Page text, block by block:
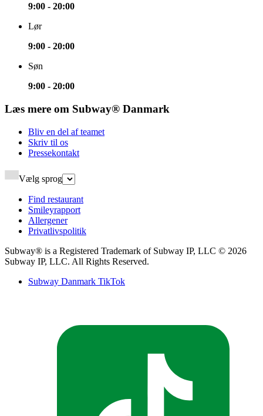
9:00 - 20:00
Lør
9:00 - 20:00
Søn
9:00 - 20:00
Læs mere om Subway® Danmark​​​​‌ ‍ ​‍​‍‌‍ ‌ ​‍‌‍‍‌‌‍‌ ‌‍‍‌‌‍ ‍​‍​‍​ ‍‍​‍​‍‌ ​ ‌‍​‌‌‍ ‍‌‍‍‌‌ ‌​‌ ‍‌​‍ ‍‌‍‍‌‌‍ ​‍​‍​‍ ​​‍​‍‌‍‍​‌ ​‍‌‍‌‌‌‍‌‍​‍​‍​ ‍‍​‍​‍‌‍‍​‌ ‌​‌ ‌​‌ ​​‌ ​ ​ ‍‍​‍ ​‍ ‌‍ ‍‌‍ ‌ ​‍‌‍‌​‌‍‍‌‌‍​ ​‍ ‌‌‍​‍‌‍‍‌‌ ‌​‌‍‌‌‌ ​ ​‍ ‌‌‍‌ ‌ ​‍‌‍ ‌ ‌‌‌ ​​​‍ ‌‌ ​ ‌ ‌​‌ ‌‌‌‍‌​‌‍‍‌‌‍ ​‍ ‍‌ ‌‍‌‍‌‌‌ ​‍‌‍​ ‌‍‌‌‌‍ ​​‍ ‍‌‍​‌‌ ​​‌ ​​​‍ ‌‍‍‌‌‍ ‍‌ ‌​‌‍‌‌‌‍ ‍‌ ‌​​‍ ‌‍‌‌‌‍‌​‌‍‍‌‌ ‌​​‍ ‌‍ ‌‌‍ ‌‍‌​‌‍‌‌​ ‌‌ ​​‌ ​‍‌‍‌‌‌ ​ ‌‍‌‌‌‍ ‍‌ ‌​‌‍​‌‌ ‌​‌‍‍‌‌‍ ‌‍ ‍​ ‍ ‌‍‍‌‌‍‌​​ ‌​ ‌‍​ ​ ‌‍‌​​ ‌‌​ ​ ‌‍​‍​ ​‌​ ​​​‍ ‌​ ​‍​ ​‌​ ‌‌​ ​​​‍ ‌​ ‌​‌‍​ ‌‍​ ​ ​​​‍ ‌​ ‍​‌‍‌‌​ ‍‌​ ​‍​‍ ‌​ ‌ ‌‍‌‌​ ​‍​ ​‌​ ​‍​ ​ ​ ​ ‌‍‌‍‌‍​‍​ ‌‌​ ‍​‌‍​‌​ ‍ ‌ ‌​‌ ‍‌‌ ​​‌‍‌‌​ ‌‌ ‌ ‌‍‌‌‌‍​‍‌ ​ ‌‍‍‌‌ ‌​‌‍‌‌‌​‌‍‌‍ ‌‍ ‌ ‌​‌‍‌‌‌ ​‍​ ‍ ‌ ​​‌‍​‌‌ ‌​‌‍‍​​ ‌‌ ‌​‌‍‍‌‌ ‌​‌‍ ​‌‍‌‌​‍‌‌​ ‌‌‌​​‍‌‌ ‌‍‍ ‌‍‌‌‌ ‍‌​‍‌‌​ ​ ‌​‌​​‍‌‌​ ​ ‌​‌​​‍‌‌​ ​‍​ ​‍‌‍‌​‌‍​‌​‍‌‌​ ​‍​ ​‍​‍‌‌​ ‌‌‌​‌​​‍ ‍‌ ‌‍‌‍​‌‌‍ ​‌ ‌‌‌‍‌‌​ ‌‍​‍‌‍​‌‌ ​ ‌‍‌‌‌‌‌‌‌ ​‍‌‍ ​​ ‌‌‍‍​‌ ‌​‌ ‌​‌ ​​‌ ​ ​‍‌‌​ ​ ‌​​‌​‍‌‌​ ​‍‌​‌‍​‍‌‌​ ​‍‌​‌‍‌‍ ‍‌‍ ‌ ​‍‌‍‌​‌‍‍‌‌‍​ ​‍ ‌‌‍​‍‌‍‍‌‌ ‌​‌‍‌‌‌ ​ ​‍ ‌‌‍‌ ‌ ​‍‌‍ ‌ ‌‌‌ ​​​‍ ‌‌ ​ ‌ ‌​‌ ‌‌‌‍‌​‌‍‍‌‌‍ ​‍ ‍‌ ‌‍‌‍‌‌‌ ​‍‌‍​ ‌‍‌‌‌‍ ​​‍ ‍‌‍​‌‌ ​​‌ ​​​‍‌‍‌‍‍‌‌‍‌​​ ‌​ ‌‍​ ​ ‌‍‌​​ ‌‌​ ​ ‌‍​‍​ ​‌​ ​​​‍ ‌​ ​‍​ ​‌​ ‌‌​ ​​​‍ ‌​ ‌​‌‍​ ‌‍​ ​ ​​​‍ ‌​ ‍​‌‍‌‌​ ‍‌​ ​‍​‍ ‌​ ‌ ‌‍‌‌​ ​‍​ ​‌​ ​‍​ ​ ​ ​ ‌‍‌‍‌‍​‍​ ‌‌​ ‍​‌‍​‌​‍‌‍‌ ‌​‌ ‍‌‌ ​​‌‍‌‌​ ‌‌ ‌ ‌‍‌‌‌‍​‍‌ ​ ‌‍‍‌‌ ‌​‌‍‌‌‌​‌‍‌‍ ‌‍ ‌ ‌​‌‍‌‌‌ ​‍​‍‌‍‌ ​​‌‍​‌‌ ‌​‌‍‍​​ ‌‌ ‌​‌‍‍‌‌ ‌​‌‍ ​‌‍‌‌​‍‌‌​ ‌‌‌​​‍‌‌ ‌‍‍ ‌‍‌‌‌ ‍‌​‍‌‌​ ​ ‌​‌​​‍‌‌​ ​ ‌​‌​​‍‌‌​ ​‍​ ​‍‌‍‌​‌‍​‌​‍‌‌​ ​‍​ ​‍​‍‌‌​ ‌‌‌​‌​​‍ ‍‌ ‌‍‌‍​‌‌‍ ​‌ ‌‌‌‍‌‌​‍‌‍‌ ​​‌‍‌‌‌ ​‍‌ ​ ‌ ​​‌‍‌‌‌‍​ ‌ ‌​‌‍‍‌‌ ‌‍‌‍‌‌​ ‌‌ ​​‌ ‌‌‌‍​‍‌‍ ​‌‍‍‌‌ ​ ‌‍‍​‌‍‌‌‌‍‌​​‍​‍‌ ‌
Bliv en del af teamet​​​​‌ ‍ ​‍​‍‌‍ ‌ ​‍‌‍‍‌‌‍‌ ‌‍‍‌‌‍ ‍​‍​‍​ ‍‍​‍​‍‌ ​ ‌‍​‌‌‍ ‍‌‍‍‌‌ ‌​‌ ‍‌​‍ ‍‌‍‍‌‌‍ ​‍​‍​‍ ​​‍​‍‌‍‍​‌ ​‍‌‍‌‌‌‍‌‍​‍​‍​ ‍‍​‍​‍‌‍‍​‌ ‌​‌ ‌​‌ ​​‌ ​ ​ ‍‍​‍ ​‍ ‌‍ ‍‌‍ ‌ ​‍‌‍‌​‌‍‍‌‌‍​ ​‍ ‌‌‍​‍‌‍‍‌‌ ‌​‌‍‌‌‌ ​ ​‍ ‌‌‍‌ ‌ ​‍‌‍ ‌ ‌‌‌ ​​​‍ ‌‌ ​ ‌ ‌​‌ ‌‌‌‍‌​‌‍‍‌‌‍ ​‍ ‍‌ ‌‍‌‍‌‌‌ ​‍‌‍​ ‌‍‌‌‌‍ ​​‍ ‍‌‍​‌‌ ​​‌ ​​​‍ ‌‍‍‌‌‍ ‍‌ ‌​‌‍‌‌‌‍ ‍‌ ‌​​‍ ‌‍‌‌‌‍‌​‌‍‍‌‌ ‌​​‍ ‌‍ ‌‌‍ ‌‍‌​‌‍‌‌​ ‌‌ ​​‌ ​‍‌‍‌‌‌ ​ ‌‍‌‌‌‍ ‍‌ ‌​‌‍​‌‌ ‌​‌‍‍‌‌‍ ‌‍ ‍​ ‍ ‌‍‍‌‌‍‌​​ ‌‌‍‌​​ ‍​​ ​​‌‍‌​​ ​‌‌‍‌‍‌‍​‌​ ‌ ​‍ ‌‌‍​‌​ ​‍​ ‍​​ ‍‌​‍ ‌​ ‌​‌‍‌‌​ ​ ​ ​‌​‍ ‌‌‍​‍​ ​‌‌‍‌​​ ‌‍​‍ ‌​ ‌‍​ ‌​​ ‌‍​ ​‍​ ‌‍​ ‌‌​ ‍​​ ‌ ​ ‌‌​ ​‍​ ‌‍​ ‌‌​ ‍ ‌ ‌​‌ ‍‌‌ ​​‌‍‌‌​ ‌‌ ‌ ‌‍‌‌‌‍​‍‌ ​ ‌‍‍‌‌ ‌​‌‍‌‌‌​ ‍‌‍​‌‌ ‌‍‌‍‍‌‌‍‌ ‌‍​‌‌ ‌​‌‍‍‌‌‍ ‌‍ ‍‌​‍‌‌ ‌​‌‍‌‌‌‍ ‌​ ‍ ‌ ​​‌‍​‌‌ ‌​‌‍‍​​ ‌‌‍ ​‌‍​‌‌‍​‍‌‍‌‌‌‍ ​​‍‌‌​ ‌‌‌​​‍‌‌ ‌‍‍ ‌‍‌‌‌ ‍‌​‍‌‌​ ​ ‌​‌​​‍‌‌​ ​ ‌​‌​​‍‌‌​ ​‍​ ​‍‌‍‌​‌‍​‌​‍‌‌​ ​‍​ ​‍​‍‌‌​ ‌‌‌​‌​​‍ ‍‌ ‌‍‌‍​‌‌‍ ​‌ ‌‌‌‍‌‌​ ‌‍​‍‌‍​‌‌ ​ ‌‍‌‌‌‌‌‌‌ ​‍‌‍ ​​ ‌‌‍‍​‌ ‌​‌ ‌​‌ ​​‌ ​ ​‍‌‌​ ​ ‌​​‌​‍‌‌​ ​‍‌​‌‍​‍‌‌​ ​‍‌​‌‍‌‍ ‍‌‍ ‌ ​‍‌‍‌​‌‍‍‌‌‍​ ​‍ ‌‌‍​‍‌‍‍‌‌ ‌​‌‍‌‌‌ ​ ​‍ ‌‌‍‌ ‌ ​‍‌‍ ‌ ‌‌‌ ​​​‍ ‌‌ ​ ‌ ‌​‌ ‌‌‌‍‌​‌‍‍‌‌‍ ​‍ ‍‌ ‌‍‌‍‌‌‌ ​‍‌‍​ ‌‍‌‌‌‍ ​​‍ ‍‌‍​‌‌ ​​‌ ​​​‍‌‍‌‍‍‌‌‍‌​​ ‌‌‍‌​​ ‍​​ ​​‌‍‌​​ ​‌‌‍‌‍‌‍​‌​ ‌ ​‍ ‌‌‍​‌​ ​‍​ ‍​​ ‍‌​‍ ‌​ ‌​‌‍‌‌​ ​ ​ ​‌​‍ ‌‌‍​‍​ ​‌‌‍‌​​ ‌‍​‍ ‌​ ‌‍​ ‌​​ ‌‍​ ​‍​ ‌‍​ ‌‌​ ‍​​ ‌ ​ ‌‌​ ​‍​ ‌‍​ ‌‌​‍‌‍‌ ‌​‌ ‍‌‌ ​​‌‍‌‌​ ‌‌ ‌ ‌‍‌‌‌‍​‍‌ ​ ‌‍‍‌‌ ‌​‌‍‌‌‌​ ‍‌‍​‌‌ ‌‍‌‍‍‌‌‍‌ ‌‍​‌‌ ‌​‌‍‍‌‌‍ ‌‍ ‍‌​‍‌‌ ‌​‌‍‌‌‌‍ ‌​‍‌‍‌ ​​‌‍​‌‌ ‌​‌‍‍​​ ‌‌‍ ​‌‍​‌‌‍​‍‌‍‌‌‌‍ ​​‍‌‌​ ‌‌‌​​‍‌‌ ‌‍‍ ‌‍‌‌‌ ‍‌​‍‌‌​ ​ ‌​‌​​‍‌‌​ ​ ‌​‌​​‍‌‌​ ​‍​ ​‍‌‍‌​‌‍​‌​‍‌‌​ ​‍​ ​‍​‍‌‌​ ‌‌‌​‌​​‍ ‍‌ ‌‍‌‍​‌‌‍ ​‌ ‌‌‌‍‌‌​‍‌‍‌ ​​‌‍‌‌‌ ​‍‌ ​ ‌ ​​‌‍‌‌‌‍​ ‌ ‌​‌‍‍‌‌ ‌‍‌‍‌‌​ ‌‌ ​​‌ ‌‌‌‍​‍‌‍ ​‌‍‍‌‌ ​ ‌‍‍​‌‍‌‌‌‍‌​​‍​‍‌ ‌
Skriv til os​​​​‌ ‍ ​‍​‍‌‍ ‌ ​‍‌‍‍‌‌‍‌ ‌‍‍‌‌‍ ‍​‍​‍​ ‍‍​‍​‍‌ ​ ‌‍​‌‌‍ ‍‌‍‍‌‌ ‌​‌ ‍‌​‍ ‍‌‍‍‌‌‍ ​‍​‍​‍ ​​‍​‍‌‍‍​‌ ​‍‌‍‌‌‌‍‌‍​‍​‍​ ‍‍​‍​‍‌‍‍​‌ ‌​‌ ‌​‌ ​​‌ ​ ​ ‍‍​‍ ​‍ ‌‍ ‍‌‍ ‌ ​‍‌‍‌​‌‍‍‌‌‍​ ​‍ ‌‌‍​‍‌‍‍‌‌ ‌​‌‍‌‌‌ ​ ​‍ ‌‌‍‌ ‌ ​‍‌‍ ‌ ‌‌‌ ​​​‍ ‌‌ ​ ‌ ‌​‌ ‌‌‌‍‌​‌‍‍‌‌‍ ​‍ ‍‌ ‌‍‌‍‌‌‌ ​‍‌‍​ ‌‍‌‌‌‍ ​​‍ ‍‌‍​‌‌ ​​‌ ​​​‍ ‌‍‍‌‌‍ ‍‌ ‌​‌‍‌‌‌‍ ‍‌ ‌​​‍ ‌‍‌‌‌‍‌​‌‍‍‌‌ ‌​​‍ ‌‍ ‌‌‍ ‌‍‌​‌‍‌‌​ ‌‌ ​​‌ ​‍‌‍‌‌‌ ​ ‌‍‌‌‌‍ ‍‌ ‌​‌‍​‌‌ ‌​‌‍‍‌‌‍ ‌‍ ‍​ ‍ ‌‍‍‌‌‍‌​​ ‌‌‍​‍​ ‌ ​ ​‍‌‍‌‍​ ​​‌‍​‌​ ​‍​ ‌‍​‍ ‌​ ​​‌‍​ ​ ‌ ​ ​‍​‍ ‌​ ‌​‌‍‌​​ ‌ ​ ‌‍​‍ ‌‌‍​‍​ ‌​​ ‌ ‌‍‌‌​‍ ‌​ ​ ​ ‍‌‌‍​‌‌‍‌‍‌‍​‌​ ​‍​ ​‍‌‍​ ‌‍‌‍‌‍‌‍​ ‌‍​ ​‌​ ‍ ‌ ‌​‌ ‍‌‌ ​​‌‍‌‌​ ‌‌ ‌ ‌‍‌‌‌‍​‍‌ ​ ‌‍‍‌‌ ‌​‌‍‌‌‌​ ‍‌‍​‌‌ ‌‍‌‍‍‌‌‍‌ ‌‍​‌‌ ‌​‌‍‍‌‌‍ ‌‍ ‍‌​‍‌‌ ‌​‌‍‌‌‌‍ ‌​ ‍ ‌ ​​‌‍​‌‌ ‌​‌‍‍​​ ‌‌‍ ​‌‍​‌‌‍​‍‌‍‌‌‌‍ ​​‍‌‌​ ‌‌‌​​‍‌‌ ‌‍‍ ‌‍‌‌‌ ‍‌​‍‌‌​ ​ ‌​‌​​‍‌‌​ ​ ‌​‌​​‍‌‌​ ​‍​ ​‍‌‍‌​‌‍​‌​‍‌‌​ ​‍​ ​‍​‍‌‌​ ‌‌‌​‌​​‍ ‍‌ ‌‍‌‍​‌‌‍ ​‌ ‌‌‌‍‌‌​ ‌‍​‍‌‍​‌‌ ​ ‌‍‌‌‌‌‌‌‌ ​‍‌‍ ​​ ‌‌‍‍​‌ ‌​‌ ‌​‌ ​​‌ ​ ​‍‌‌​ ​ ‌​​‌​‍‌‌​ ​‍‌​‌‍​‍‌‌​ ​‍‌​‌‍‌‍ ‍‌‍ ‌ ​‍‌‍‌​‌‍‍‌‌‍​ ​‍ ‌‌‍​‍‌‍‍‌‌ ‌​‌‍‌‌‌ ​ ​‍ ‌‌‍‌ ‌ ​‍‌‍ ‌ ‌‌‌ ​​​‍ ‌‌ ​ ‌ ‌​‌ ‌‌‌‍‌​‌‍‍‌‌‍ ​‍ ‍‌ ‌‍‌‍‌‌‌ ​‍‌‍​ ‌‍‌‌‌‍ ​​‍ ‍‌‍​‌‌ ​​‌ ​​​‍‌‍‌‍‍‌‌‍‌​​ ‌‌‍​‍​ ‌ ​ ​‍‌‍‌‍​ ​​‌‍​‌​ ​‍​ ‌‍​‍ ‌​ ​​‌‍​ ​ ‌ ​ ​‍​‍ ‌​ ‌​‌‍‌​​ ‌ ​ ‌‍​‍ ‌‌‍​‍​ ‌​​ ‌ ‌‍‌‌​‍ ‌​ ​ ​ ‍‌‌‍​‌‌‍‌‍‌‍​‌​ ​‍​ ​‍‌‍​ ‌‍‌‍‌‍‌‍​ ‌‍​ ​‌​‍‌‍‌ ‌​‌ ‍‌‌ ​​‌‍‌‌​ ‌‌ ‌ ‌‍‌‌‌‍​‍‌ ​ ‌‍‍‌‌ ‌​‌‍‌‌‌​ ‍‌‍​‌‌ ‌‍‌‍‍‌‌‍‌ ‌‍​‌‌ ‌​‌‍‍‌‌‍ ‌‍ ‍‌​‍‌‌ ‌​‌‍‌‌‌‍ ‌​‍‌‍‌ ​​‌‍​‌‌ ‌​‌‍‍​​ ‌‌‍ ​‌‍​‌‌‍​‍‌‍‌‌‌‍ ​​‍‌‌​ ‌‌‌​​‍‌‌ ‌‍‍ ‌‍‌‌‌ ‍‌​‍‌‌​ ​ ‌​‌​​‍‌‌​ ​ ‌​‌​​‍‌‌​ ​‍​ ​‍‌‍‌​‌‍​‌​‍‌‌​ ​‍​ ​‍​‍‌‌​ ‌‌‌​‌​​‍ ‍‌ ‌‍‌‍​‌‌‍ ​‌ ‌‌‌‍‌‌​‍‌‍‌ ​​‌‍‌‌‌ ​‍‌ ​ ‌ ​​‌‍‌‌‌‍​ ‌ ‌​‌‍‍‌‌ ‌‍‌‍‌‌​ ‌‌ ​​‌ ‌‌‌‍​‍‌‍ ​‌‍‍‌‌ ​ ‌‍‍​‌‍‌‌‌‍‌​​‍​‍‌ ‌
Pressekontakt​​​​‌ ‍ ​‍​‍‌‍ ‌ ​‍‌‍‍‌‌‍‌ ‌‍‍‌‌‍ ‍​‍​‍​ ‍‍​‍​‍‌ ​ ‌‍​‌‌‍ ‍‌‍‍‌‌ ‌​‌ ‍‌​‍ ‍‌‍‍‌‌‍ ​‍​‍​‍ ​​‍​‍‌‍‍​‌ ​‍‌‍‌‌‌‍‌‍​‍​‍​ ‍‍​‍​‍‌‍‍​‌ ‌​‌ ‌​‌ ​​‌ ​ ​ ‍‍​‍ ​‍ ‌‍ ‍‌‍ ‌ ​‍‌‍‌​‌‍‍‌‌‍​ ​‍ ‌‌‍​‍‌‍‍‌‌ ‌​‌‍‌‌‌ ​ ​‍ ‌‌‍‌ ‌ ​‍‌‍ ‌ ‌‌‌ ​​​‍ ‌‌ ​ ‌ ‌​‌ ‌‌‌‍‌​‌‍‍‌‌‍ ​‍ ‍‌ ‌‍‌‍‌‌‌ ​‍‌‍​ ‌‍‌‌‌‍ ​​‍ ‍‌‍​‌‌ ​​‌ ​​​‍ ‌‍‍‌‌‍ ‍‌ ‌​‌‍‌‌‌‍ ‍‌ ‌​​‍ ‌‍‌‌‌‍‌​‌‍‍‌‌ ‌​​‍ ‌‍ ‌‌‍ ‌‍‌​‌‍‌‌​ ‌‌ ​​‌ ​‍‌‍‌‌‌ ​ ‌‍‌‌‌‍ ‍‌ ‌​‌‍​‌‌ ‌​‌‍‍‌‌‍ ‌‍ ‍​ ‍ ‌‍‍‌‌‍‌​​ ‌​ ‌‍​ ‌​​ ​ ‌‍‌​​ ‍‌​ ‍‌​ ‌‌‌‍‌‍​‍ ‌​ ​​‌‍‌‍‌‍​‌​ ‌‍​‍ ‌​ ‌​‌‍‌‍​ ‌‌​ ‌​​‍ ‌‌‍​‌​ ​ ​ ​‍​ ‌ ​‍ ‌​ ​‍‌‍‌‌‌‍‌‍‌‍​‌​ ​‍​ ​‍​ ​ ​ ‌ ‌‍‌‌​ ​​​ ​​​ ‌ ​ ‍ ‌ ‌​‌ ‍‌‌ ​​‌‍‌‌​ ‌‌ ‌ ‌‍‌‌‌‍​‍‌ ​ ‌‍‍‌‌ ‌​‌‍‌‌‌​ ‍‌‍​‌‌ ‌‍‌‍‍‌‌‍‌ ‌‍​‌‌ ‌​‌‍‍‌‌‍ ‌‍ ‍‌​‍‌‌ ‌​‌‍‌‌‌‍ ‌​ ‍ ‌ ​​‌‍​‌‌ ‌​‌‍‍​​ ‌‌‍ ​‌‍​‌‌‍​‍‌‍‌‌‌‍ ​​‍‌‌​ ‌‌‌​​‍‌‌ ‌‍‍ ‌‍‌‌‌ ‍‌​‍‌‌​ ​ ‌​‌​​‍‌‌​ ​ ‌​‌​​‍‌‌​ ​‍​ ​‍‌‍‌​‌‍​‌​‍‌‌​ ​‍​ ​‍​‍‌‌​ ‌‌‌​‌​​‍ ‍‌ ‌‍‌‍​‌‌‍ ​‌ ‌‌‌‍‌‌​ ‌‍​‍‌‍​‌‌ ​ ‌‍‌‌‌‌‌‌‌ ​‍‌‍ ​​ ‌‌‍‍​‌ ‌​‌ ‌​‌ ​​‌ ​ ​‍‌‌​ ​ ‌​​‌​‍‌‌​ ​‍‌​‌‍​‍‌‌​ ​‍‌​‌‍‌‍ ‍‌‍ ‌ ​‍‌‍‌​‌‍‍‌‌‍​ ​‍ ‌‌‍​‍‌‍‍‌‌ ‌​‌‍‌‌‌ ​ ​‍ ‌‌‍‌ ‌ ​‍‌‍ ‌ ‌‌‌ ​​​‍ ‌‌ ​ ‌ ‌​‌ ‌‌‌‍‌​‌‍‍‌‌‍ ​‍ ‍‌ ‌‍‌‍‌‌‌ ​‍‌‍​ ‌‍‌‌‌‍ ​​‍ ‍‌‍​‌‌ ​​‌ ​​​‍‌‍‌‍‍‌‌‍‌​​ ‌​ ‌‍​ ‌​​ ​ ‌‍‌​​ ‍‌​ ‍‌​ ‌‌‌‍‌‍​‍ ‌​ ​​‌‍‌‍‌‍​‌​ ‌‍​‍ ‌​ ‌​‌‍‌‍​ ‌‌​ ‌​​‍ ‌‌‍​‌​ ​ ​ ​‍​ ‌ ​‍ ‌​ ​‍‌‍‌‌‌‍‌‍‌‍​‌​ ​‍​ ​‍​ ​ ​ ‌ ‌‍‌‌​ ​​​ ​​​ ‌ ​‍‌‍‌ ‌​‌ ‍‌‌ ​​‌‍‌‌​ ‌‌ ‌ ‌‍‌‌‌‍​‍‌ ​ ‌‍‍‌‌ ‌​‌‍‌‌‌​ ‍‌‍​‌‌ ‌‍‌‍‍‌‌‍‌ ‌‍​‌‌ ‌​‌‍‍‌‌‍ ‌‍ ‍‌​‍‌‌ ‌​‌‍‌‌‌‍ ‌​‍‌‍‌ ​​‌‍​‌‌ ‌​‌‍‍​​ ‌‌‍ ​‌‍​‌‌‍​‍‌‍‌‌‌‍ ​​‍‌‌​ ‌‌‌​​‍‌‌ ‌‍‍ ‌‍‌‌‌ ‍‌​‍‌‌​ ​ ‌​‌​​‍‌‌​ ​ ‌​‌​​‍‌‌​ ​‍​ ​‍‌‍‌​‌‍​‌​‍‌‌​ ​‍​ ​‍​‍‌‌​ ‌‌‌​‌​​‍ ‍‌ ‌‍‌‍​‌‌‍ ​‌ ‌‌‌‍‌‌​‍‌‍‌ ​​‌‍‌‌‌ ​‍‌ ​ ‌ ​​‌‍‌‌‌‍​ ‌ ‌​‌‍‍‌‌ ‌‍‌‍‌‌​ ‌‌ ​​‌ ‌‌‌‍​‍‌‍ ​‌‍‍‌‌ ​ ‌‍‍​‌‍‌‌‌‍‌​​‍​‍‌ ‌
Vælg sprog
Find restaurant​​​​‌ ‍ ​‍​‍‌‍ ‌ ​‍‌‍‍‌‌‍‌ ‌‍‍‌‌‍ ‍​‍​‍​ ‍‍​‍​‍‌ ​ ‌‍​‌‌‍ ‍‌‍‍‌‌ ‌​‌ ‍‌​‍ ‍‌‍‍‌‌‍ ​‍​‍​‍ ​​‍​‍‌‍‍​‌ ​‍‌‍‌‌‌‍‌‍​‍​‍​ ‍‍​‍​‍‌‍‍​‌ ‌​‌ ‌​‌ ​​‌ ​ ​ ‍‍​‍ ​‍ ‌‍ ‍‌‍ ‌ ​‍‌‍‌​‌‍‍‌‌‍​ ​‍ ‌‌‍​‍‌‍‍‌‌ ‌​‌‍‌‌‌ ​ ​‍ ‌‌‍‌ ‌ ​‍‌‍ ‌ ‌‌‌ ​​​‍ ‌‌ ​ ‌ ‌​‌ ‌‌‌‍‌​‌‍‍‌‌‍ ​‍ ‍‌ ‌‍‌‍‌‌‌ ​‍‌‍​ ‌‍‌‌‌‍ ​​‍ ‍‌‍​‌‌ ​​‌ ​​​‍ ‌‍‍‌‌‍ ‍‌ ‌​‌‍‌‌‌‍ ‍‌ ‌​​‍ ‌‍‌‌‌‍‌​‌‍‍‌‌ ‌​​‍ ‌‍ ‌‌‍ ‌‍‌​‌‍‌‌​ ‌‌ ​​‌ ​‍‌‍‌‌‌ ​ ‌‍‌‌‌‍ ‍‌ ‌​‌‍​‌‌ ‌​‌‍‍‌‌‍ ‌‍ ‍​ ‍ ‌‍‍‌‌‍‌​​ ‌‌‍​‍​ ​‌​ ‌​​ ‌‍​ ‌ ​ ‍​​ ‍​​ ​‍​‍ ‌​ ‌‍​ ‌‌​ ‌​‌‍‌‍​‍ ‌​ ‌​​ ‌‍​ ​‌​ ‌‍​‍ ‌​ ‍‌​ ‍‌​ ‌‌​ ‌‌​‍ ‌‌‍‌‍​ ‍​‌‍​‍‌‍‌​​ ‍‌​ ​‌‌‍​‍​ ‍​​ ‍​‌‍‌‌​ ​ ​ ‍​​ ‍ ‌ ‌​‌ ‍‌‌ ​​‌‍‌‌​ ‌‌ ‌ ‌‍‌‌‌‍​‍‌ ​ ‌‍‍‌‌ ‌​‌‍‌‌‌​ ‍‌‍​‌‌ ‌‍‌‍‍‌‌‍‌ ‌‍​‌‌ ‌​‌‍‍‌‌‍ ‌‍ ‍‌​‍‌‌ ‌​‌‍‌‌‌‍ ‌​ ‍ ‌ ​​‌‍​‌‌ ‌​‌‍‍​​ ‌‌‍ ​‌‍​‌‌‍​‍‌‍‌‌‌‍ ​​‍‌‌​ ‌‌‌​​‍‌‌ ‌‍‍ ‌‍‌‌‌ ‍‌​‍‌‌​ ​ ‌​‌​​‍‌‌​ ​ ‌​‌​​‍‌‌​ ​‍​ ​‍‌‍‌​‌‍​‌​‍‌‌​ ​‍​ ​‍​‍‌‌​ ‌‌‌​‌​​‍ ‍‌ ‌‍‌‍​‌‌‍ ​‌ ‌‌‌‍‌‌​ ‌‍​‍‌‍​‌‌ ​ ‌‍‌‌‌‌‌‌‌ ​‍‌‍ ​​ ‌‌‍‍​‌ ‌​‌ ‌​‌ ​​‌ ​ ​‍‌‌​ ​ ‌​​‌​‍‌‌​ ​‍‌​‌‍​‍‌‌​ ​‍‌​‌‍‌‍ ‍‌‍ ‌ ​‍‌‍‌​‌‍‍‌‌‍​ ​‍ ‌‌‍​‍‌‍‍‌‌ ‌​‌‍‌‌‌ ​ ​‍ ‌‌‍‌ ‌ ​‍‌‍ ‌ ‌‌‌ ​​​‍ ‌‌ ​ ‌ ‌​‌ ‌‌‌‍‌​‌‍‍‌‌‍ ​‍ ‍‌ ‌‍‌‍‌‌‌ ​‍‌‍​ ‌‍‌‌‌‍ ​​‍ ‍‌‍​‌‌ ​​‌ ​​​‍‌‍‌‍‍‌‌‍‌​​ ‌‌‍​‍​ ​‌​ ‌​​ ‌‍​ ‌ ​ ‍​​ ‍​​ ​‍​‍ ‌​ ‌‍​ ‌‌​ ‌​‌‍‌‍​‍ ‌​ ‌​​ ‌‍​ ​‌​ ‌‍​‍ ‌​ ‍‌​ ‍‌​ ‌‌​ ‌‌​‍ ‌‌‍‌‍​ ‍​‌‍​‍‌‍‌​​ ‍‌​ ​‌‌‍​‍​ ‍​​ ‍​‌‍‌‌​ ​ ​ ‍​​‍‌‍‌ ‌​‌ ‍‌‌ ​​‌‍‌‌​ ‌‌ ‌ ‌‍‌‌‌‍​‍‌ ​ ‌‍‍‌‌ ‌​‌‍‌‌‌​ ‍‌‍​‌‌ ‌‍‌‍‍‌‌‍‌ ‌‍​‌‌ ‌​‌‍‍‌‌‍ ‌‍ ‍‌​‍‌‌ ‌​‌‍‌‌‌‍ ‌​‍‌‍‌ ​​‌‍​‌‌ ‌​‌‍‍​​ ‌‌‍ ​‌‍​‌‌‍​‍‌‍‌‌‌‍ ​​‍‌‌​ ‌‌‌​​‍‌‌ ‌‍‍ ‌‍‌‌‌ ‍‌​‍‌‌​ ​ ‌​‌​​‍‌‌​ ​ ‌​‌​​‍‌‌​ ​‍​ ​‍‌‍‌​‌‍​‌​‍‌‌​ ​‍​ ​‍​‍‌‌​ ‌‌‌​‌​​‍ ‍‌ ‌‍‌‍​‌‌‍ ​‌ ‌‌‌‍‌‌​‍‌‍‌ ​​‌‍‌‌‌ ​‍‌ ​ ‌ ​​‌‍‌‌‌‍​ ‌ ‌​‌‍‍‌‌ ‌‍‌‍‌‌​ ‌‌ ​​‌ ‌‌‌‍​‍‌‍ ​‌‍‍‌‌ ​ ‌‍‍​‌‍‌‌‌‍‌​​‍​‍‌ ‌
Smileyrapport​​​​‌ ‍ ​‍​‍‌‍ ‌ ​‍‌‍‍‌‌‍‌ ‌‍‍‌‌‍ ‍​‍​‍​ ‍‍​‍​‍‌ ​ ‌‍​‌‌‍ ‍‌‍‍‌‌ ‌​‌ ‍‌​‍ ‍‌‍‍‌‌‍ ​‍​‍​‍ ​​‍​‍‌‍‍​‌ ​‍‌‍‌‌‌‍‌‍​‍​‍​ ‍‍​‍​‍‌‍‍​‌ ‌​‌ ‌​‌ ​​‌ ​ ​ ‍‍​‍ ​‍ ‌‍ ‍‌‍ ‌ ​‍‌‍‌​‌‍‍‌‌‍​ ​‍ ‌‌‍​‍‌‍‍‌‌ ‌​‌‍‌‌‌ ​ ​‍ ‌‌‍‌ ‌ ​‍‌‍ ‌ ‌‌‌ ​​​‍ ‌‌ ​ ‌ ‌​‌ ‌‌‌‍‌​‌‍‍‌‌‍ ​‍ ‍‌ ‌‍‌‍‌‌‌ ​‍‌‍​ ‌‍‌‌‌‍ ​​‍ ‍‌‍​‌‌ ​​‌ ​​​‍ ‌‍‍‌‌‍ ‍‌ ‌​‌‍‌‌‌‍ ‍‌ ‌​​‍ ‌‍‌‌‌‍‌​‌‍‍‌‌ ‌​​‍ ‌‍ ‌‌‍ ‌‍‌​‌‍‌‌​ ‌‌ ​​‌ ​‍‌‍‌‌‌ ​ ‌‍‌‌‌‍ ‍‌ ‌​‌‍​‌‌ ‌​‌‍‍‌‌‍ ‌‍ ‍​ ‍ ‌‍‍‌‌‍‌​​ ‌‌‍​‍​ ‌ ​ ​​‌‍‌‍‌‍‌‌​ ‍​‌‍‌‌​ ‌‍​‍ ‌‌‍​ ‌‍‌‌‌‍‌​​ ‌‍​‍ ‌​ ‌​‌‍​‍​ ​ ​ ​‌​‍ ‌​ ‍‌​ ​​‌‍‌‌​ ‌‍​‍ ‌​ ‌‍​ ​ ‌‍‌‌​ ​ ​ ​​‌‍​ ​ ‍‌​ ​​​ ‌​​ ​ ​ ​‍​ ‍​​ ‍ ‌ ‌​‌ ‍‌‌ ​​‌‍‌‌​ ‌‌ ‌ ‌‍‌‌‌‍​‍‌ ​ ‌‍‍‌‌ ‌​‌‍‌‌‌​ ‍‌‍​‌‌ ‌‍‌‍‍‌‌‍‌ ‌‍​‌‌ ‌​‌‍‍‌‌‍ ‌‍ ‍‌​‍‌‌ ‌​‌‍‌‌‌‍ ‌​ ‍ ‌ ​​‌‍​‌‌ ‌​‌‍‍​​ ‌‌‍ ​‌‍​‌‌‍​‍‌‍‌‌‌‍ ​​‍‌‌​ ‌‌‌​​‍‌‌ ‌‍‍ ‌‍‌‌‌ ‍‌​‍‌‌​ ​ ‌​‌​​‍‌‌​ ​ ‌​‌​​‍‌‌​ ​‍​ ​‍‌‍‌​‌‍​‌​‍‌‌​ ​‍​ ​‍​‍‌‌​ ‌‌‌​‌​​‍ ‍‌ ‌‍‌‍​‌‌‍ ​‌ ‌‌‌‍‌‌​ ‌‍​‍‌‍​‌‌ ​ ‌‍‌‌‌‌‌‌‌ ​‍‌‍ ​​ ‌‌‍‍​‌ ‌​‌ ‌​‌ ​​‌ ​ ​‍‌‌​ ​ ‌​​‌​‍‌‌​ ​‍‌​‌‍​‍‌‌​ ​‍‌​‌‍‌‍ ‍‌‍ ‌ ​‍‌‍‌​‌‍‍‌‌‍​ ​‍ ‌‌‍​‍‌‍‍‌‌ ‌​‌‍‌‌‌ ​ ​‍ ‌‌‍‌ ‌ ​‍‌‍ ‌ ‌‌‌ ​​​‍ ‌‌ ​ ‌ ‌​‌ ‌‌‌‍‌​‌‍‍‌‌‍ ​‍ ‍‌ ‌‍‌‍‌‌‌ ​‍‌‍​ ‌‍‌‌‌‍ ​​‍ ‍‌‍​‌‌ ​​‌ ​​​‍‌‍‌‍‍‌‌‍‌​​ ‌‌‍​‍​ ‌ ​ ​​‌‍‌‍‌‍‌‌​ ‍​‌‍‌‌​ ‌‍​‍ ‌‌‍​ ‌‍‌‌‌‍‌​​ ‌‍​‍ ‌​ ‌​‌‍​‍​ ​ ​ ​‌​‍ ‌​ ‍‌​ ​​‌‍‌‌​ ‌‍​‍ ‌​ ‌‍​ ​ ‌‍‌‌​ ​ ​ ​​‌‍​ ​ ‍‌​ ​​​ ‌​​ ​ ​ ​‍​ ‍​​‍‌‍‌ ‌​‌ ‍‌‌ ​​‌‍‌‌​ ‌‌ ‌ ‌‍‌‌‌‍​‍‌ ​ ‌‍‍‌‌ ‌​‌‍‌‌‌​ ‍‌‍​‌‌ ‌‍‌‍‍‌‌‍‌ ‌‍​‌‌ ‌​‌‍‍‌‌‍ ‌‍ ‍‌​‍‌‌ ‌​‌‍‌‌‌‍ ‌​‍‌‍‌ ​​‌‍​‌‌ ‌​‌‍‍​​ ‌‌‍ ​‌‍​‌‌‍​‍‌‍‌‌‌‍ ​​‍‌‌​ ‌‌‌​​‍‌‌ ‌‍‍ ‌‍‌‌‌ ‍‌​‍‌‌​ ​ ‌​‌​​‍‌‌​ ​ ‌​‌​​‍‌‌​ ​‍​ ​‍‌‍‌​‌‍​‌​‍‌‌​ ​‍​ ​‍​‍‌‌​ ‌‌‌​‌​​‍ ‍‌ ‌‍‌‍​‌‌‍ ​‌ ‌‌‌‍‌‌​‍‌‍‌ ​​‌‍‌‌‌ ​‍‌ ​ ‌ ​​‌‍‌‌‌‍​ ‌ ‌​‌‍‍‌‌ ‌‍‌‍‌‌​ ‌‌ ​​‌ ‌‌‌‍​‍‌‍ ​‌‍‍‌‌ ​ ‌‍‍​‌‍‌‌‌‍‌​​‍​‍‌ ‌
Allergener​​​​‌ ‍ ​‍​‍‌‍ ‌ ​‍‌‍‍‌‌‍‌ ‌‍‍‌‌‍ ‍​‍​‍​ ‍‍​‍​‍‌ ​ ‌‍​‌‌‍ ‍‌‍‍‌‌ ‌​‌ ‍‌​‍ ‍‌‍‍‌‌‍ ​‍​‍​‍ ​​‍​‍‌‍‍​‌ ​‍‌‍‌‌‌‍‌‍​‍​‍​ ‍‍​‍​‍‌‍‍​‌ ‌​‌ ‌​‌ ​​‌ ​ ​ ‍‍​‍ ​‍ ‌‍ ‍‌‍ ‌ ​‍‌‍‌​‌‍‍‌‌‍​ ​‍ ‌‌‍​‍‌‍‍‌‌ ‌​‌‍‌‌‌ ​ ​‍ ‌‌‍‌ ‌ ​‍‌‍ ‌ ‌‌‌ ​​​‍ ‌‌ ​ ‌ ‌​‌ ‌‌‌‍‌​‌‍‍‌‌‍ ​‍ ‍‌ ‌‍‌‍‌‌‌ ​‍‌‍​ ‌‍‌‌‌‍ ​​‍ ‍‌‍​‌‌ ​​‌ ​​​‍ ‌‍‍‌‌‍ ‍‌ ‌​‌‍‌‌‌‍ ‍‌ ‌​​‍ ‌‍‌‌‌‍‌​‌‍‍‌‌ ‌​​‍ ‌‍ ‌‌‍ ‌‍‌​‌‍‌‌​ ‌‌ ​​‌ ​‍‌‍‌‌‌ ​ ‌‍‌‌‌‍ ‍‌ ‌​‌‍​‌‌ ‌​‌‍‍‌‌‍ ‌‍ ‍​ ‍ ‌‍‍‌‌‍‌​​ ‌​ ‌​​ ‍​​ ‌ ‌‍​‍​ ‌​​ ​‌​ ​​‌‍‌​​‍ ‌‌‍‌​​ ‍​‌‍​‍‌‍​‍​‍ ‌​ ‌​‌‍‌‍​ ​​​ ‌​​‍ ‌‌‍​‍​ ‌ ​ ‌ ​ ​ ​‍ ‌​ ‌‍​ ‍‌‌‍‌‍​ ‌​​ ‍​‌‍​ ​ ​‌‌‍‌‍‌‍​ ‌‍‌‍​ ‌‍​ ‌‌​ ‍ ‌ ‌​‌ ‍‌‌ ​​‌‍‌‌​ ‌‌ ‌ ‌‍‌‌‌‍​‍‌ ​ ‌‍‍‌‌ ‌​‌‍‌‌‌​ ‍‌‍​‌‌ ‌‍‌‍‍‌‌‍‌ ‌‍​‌‌ ‌​‌‍‍‌‌‍ ‌‍ ‍‌​‍‌‌ ‌​‌‍‌‌‌‍ ‌​ ‍ ‌ ​​‌‍​‌‌ ‌​‌‍‍​​ ‌‌‍ ​‌‍​‌‌‍​‍‌‍‌‌‌‍ ​​‍‌‌​ ‌‌‌​​‍‌‌ ‌‍‍ ‌‍‌‌‌ ‍‌​‍‌‌​ ​ ‌​‌​​‍‌‌​ ​ ‌​‌​​‍‌‌​ ​‍​ ​‍‌‍‌​‌‍​‌​‍‌‌​ ​‍​ ​‍​‍‌‌​ ‌‌‌​‌​​‍ ‍‌ ‌‍‌‍​‌‌‍ ​‌ ‌‌‌‍‌‌​ ‌‍​‍‌‍​‌‌ ​ ‌‍‌‌‌‌‌‌‌ ​‍‌‍ ​​ ‌‌‍‍​‌ ‌​‌ ‌​‌ ​​‌ ​ ​‍‌‌​ ​ ‌​​‌​‍‌‌​ ​‍‌​‌‍​‍‌‌​ ​‍‌​‌‍‌‍ ‍‌‍ ‌ ​‍‌‍‌​‌‍‍‌‌‍​ ​‍ ‌‌‍​‍‌‍‍‌‌ ‌​‌‍‌‌‌ ​ ​‍ ‌‌‍‌ ‌ ​‍‌‍ ‌ ‌‌‌ ​​​‍ ‌‌ ​ ‌ ‌​‌ ‌‌‌‍‌​‌‍‍‌‌‍ ​‍ ‍‌ ‌‍‌‍‌‌‌ ​‍‌‍​ ‌‍‌‌‌‍ ​​‍ ‍‌‍​‌‌ ​​‌ ​​​‍‌‍‌‍‍‌‌‍‌​​ ‌​ ‌​​ ‍​​ ‌ ‌‍​‍​ ‌​​ ​‌​ ​​‌‍‌​​‍ ‌‌‍‌​​ ‍​‌‍​‍‌‍​‍​‍ ‌​ ‌​‌‍‌‍​ ​​​ ‌​​‍ ‌‌‍​‍​ ‌ ​ ‌ ​ ​ ​‍ ‌​ ‌‍​ ‍‌‌‍‌‍​ ‌​​ ‍​‌‍​ ​ ​‌‌‍‌‍‌‍​ ‌‍‌‍​ ‌‍​ ‌‌​‍‌‍‌ ‌​‌ ‍‌‌ ​​‌‍‌‌​ ‌‌ ‌ ‌‍‌‌‌‍​‍‌ ​ ‌‍‍‌‌ ‌​‌‍‌‌‌​ ‍‌‍​‌‌ ‌‍‌‍‍‌‌‍‌ ‌‍​‌‌ ‌​‌‍‍‌‌‍ ‌‍ ‍‌​‍‌‌ ‌​‌‍‌‌‌‍ ‌​‍‌‍‌ ​​‌‍​‌‌ ‌​‌‍‍​​ ‌‌‍ ​‌‍​‌‌‍​‍‌‍‌‌‌‍ ​​‍‌‌​ ‌‌‌​​‍‌‌ ‌‍‍ ‌‍‌‌‌ ‍‌​‍‌‌​ ​ ‌​‌​​‍‌‌​ ​ ‌​‌​​‍‌‌​ ​‍​ ​‍‌‍‌​‌‍​‌​‍‌‌​ ​‍​ ​‍​‍‌‌​ ‌‌‌​‌​​‍ ‍‌ ‌‍‌‍​‌‌‍ ​‌ ‌‌‌‍‌‌​‍‌‍‌ ​​‌‍‌‌‌ ​‍‌ ​ ‌ ​​‌‍‌‌‌‍​ ‌ ‌​‌‍‍‌‌ ‌‍‌‍‌‌​ ‌‌ ​​‌ ‌‌‌‍​‍‌‍ ​‌‍‍‌‌ ​ ‌‍‍​‌‍‌‌‌‍‌​​‍​‍‌ ‌
Privatlivspolitik​​​​‌ ‍ ​‍​‍‌‍ ‌ ​‍‌‍‍‌‌‍‌ ‌‍‍‌‌‍ ‍​‍​‍​ ‍‍​‍​‍‌ ​ ‌‍​‌‌‍ ‍‌‍‍‌‌ ‌​‌ ‍‌​‍ ‍‌‍‍‌‌‍ ​‍​‍​‍ ​​‍​‍‌‍‍​‌ ​‍‌‍‌‌‌‍‌‍​‍​‍​ ‍‍​‍​‍‌‍‍​‌ ‌​‌ ‌​‌ ​​‌ ​ ​ ‍‍​‍ ​‍ ‌‍ ‍‌‍ ‌ ​‍‌‍‌​‌‍‍‌‌‍​ ​‍ ‌‌‍​‍‌‍‍‌‌ ‌​‌‍‌‌‌ ​ ​‍ ‌‌‍‌ ‌ ​‍‌‍ ‌ ‌‌‌ ​​​‍ ‌‌ ​ ‌ ‌​‌ ‌‌‌‍‌​‌‍‍‌‌‍ ​‍ ‍‌ ‌‍‌‍‌‌‌ ​‍‌‍​ ‌‍‌‌‌‍ ​​‍ ‍‌‍​‌‌ ​​‌ ​​​‍ ‌‍‍‌‌‍ ‍‌ ‌​‌‍‌‌‌‍ ‍‌ ‌​​‍ ‌‍‌‌‌‍‌​‌‍‍‌‌ ‌​​‍ ‌‍ ‌‌‍ ‌‍‌​‌‍‌‌​ ‌‌ ​​‌ ​‍‌‍‌‌‌ ​ ‌‍‌‌‌‍ ‍‌ ‌​‌‍​‌‌ ‌​‌‍‍‌‌‍ ‌‍ ‍​ ‍ ‌‍‍‌‌‍‌​​ ‌​ ‍‌​ ‍​‌‍​‍‌‍‌​‌‍​‍​ ‌​​ ‌ ​ ​‍​‍ ‌‌‍‌​‌‍​ ‌‍‌‌‌‍‌‍​‍ ‌​ ‌​​ ‍​​ ​‍​ ‌‍​‍ ‌‌‍​‌‌‍​ ‌‍​ ​ ‌ ​‍ ‌​ ​ ​ ​ ​ ‌‌​ ​​‌‍​‌​ ‌‌​ ​‍‌‍​ ‌‍‌​​ ‌​‌‍‌‌​ ‌‌​ ‍ ‌ ‌​‌ ‍‌‌ ​​‌‍‌‌​ ‌‌ ‌ ‌‍‌‌‌‍​‍‌ ​ ‌‍‍‌‌ ‌​‌‍‌‌‌​ ‍‌‍​‌‌ ‌‍‌‍‍‌‌‍‌ ‌‍​‌‌ ‌​‌‍‍‌‌‍ ‌‍ ‍‌​‍‌‌ ‌​‌‍‌‌‌‍ ‌​ ‍ ‌ ​​‌‍​‌‌ ‌​‌‍‍​​ ‌‌‍ ​‌‍​‌‌‍​‍‌‍‌‌‌‍ ​​‍‌‌​ ‌‌‌​​‍‌‌ ‌‍‍ ‌‍‌‌‌ ‍‌​‍‌‌​ ​ ‌​‌​​‍‌‌​ ​ ‌​‌​​‍‌‌​ ​‍​ ​‍‌‍‌​‌‍​‌​‍‌‌​ ​‍​ ​‍​‍‌‌​ ‌‌‌​‌​​‍ ‍‌ ‌‍‌‍​‌‌‍ ​‌ ‌‌‌‍‌‌​ ‌‍​‍‌‍​‌‌ ​ ‌‍‌‌‌‌‌‌‌ ​‍‌‍ ​​ ‌‌‍‍​‌ ‌​‌ ‌​‌ ​​‌ ​ ​‍‌‌​ ​ ‌​​‌​‍‌‌​ ​‍‌​‌‍​‍‌‌​ ​‍‌​‌‍‌‍ ‍‌‍ ‌ ​‍‌‍‌​‌‍‍‌‌‍​ ​‍ ‌‌‍​‍‌‍‍‌‌ ‌​‌‍‌‌‌ ​ ​‍ ‌‌‍‌ ‌ ​‍‌‍ ‌ ‌‌‌ ​​​‍ ‌‌ ​ ‌ ‌​‌ ‌‌‌‍‌​‌‍‍‌‌‍ ​‍ ‍‌ ‌‍‌‍‌‌‌ ​‍‌‍​ ‌‍‌‌‌‍ ​​‍ ‍‌‍​‌‌ ​​‌ ​​​‍‌‍‌‍‍‌‌‍‌​​ ‌​ ‍‌​ ‍​‌‍​‍‌‍‌​‌‍​‍​ ‌​​ ‌ ​ ​‍​‍ ‌‌‍‌​‌‍​ ‌‍‌‌‌‍‌‍​‍ ‌​ ‌​​ ‍​​ ​‍​ ‌‍​‍ ‌‌‍​‌‌‍​ ‌‍​ ​ ‌ ​‍ ‌​ ​ ​ ​ ​ ‌‌​ ​​‌‍​‌​ ‌‌​ ​‍‌‍​ ‌‍‌​​ ‌​‌‍‌‌​ ‌‌​‍‌‍‌ ‌​‌ ‍‌‌ ​​‌‍‌‌​ ‌‌ ‌ ‌‍‌‌‌‍​‍‌ ​ ‌‍‍‌‌ ‌​‌‍‌‌‌​ ‍‌‍​‌‌ ‌‍‌‍‍‌‌‍‌ ‌‍​‌‌ ‌​‌‍‍‌‌‍ ‌‍ ‍‌​‍‌‌ ‌​‌‍‌‌‌‍ ‌​‍‌‍‌ ​​‌‍​‌‌ ‌​‌‍‍​​ ‌‌‍ ​‌‍​‌‌‍​‍‌‍‌‌‌‍ ​​‍‌‌​ ‌‌‌​​‍‌‌ ‌‍‍ ‌‍‌‌‌ ‍‌​‍‌‌​ ​ ‌​‌​​‍‌‌​ ​ ‌​‌​​‍‌‌​ ​‍​ ​‍‌‍‌​‌‍​‌​‍‌‌​ ​‍​ ​‍​‍‌‌​ ‌‌‌​‌​​‍ ‍‌ ‌‍‌‍​‌‌‍ ​‌ ‌‌‌‍‌‌​‍‌‍‌ ​​‌‍‌‌‌ ​‍‌ ​ ‌ ​​‌‍‌‌‌‍​ ‌ ‌​‌‍‍‌‌ ‌‍‌‍‌‌​ ‌‌ ​​‌ ‌‌‌‍​‍‌‍ ​‌‍‍‌‌ ​ ‌‍‍​‌‍‌‌‌‍‌​​‍​‍‌ ‌
Subway® is a Registered Trademark of Subway IP, LLC © 2026
Subway IP, LLC. All Rights Reserved.​​​​‌ ‍ ​‍​‍‌‍ ‌ ​‍‌‍‍‌‌‍‌ ‌‍‍‌‌‍ ‍​‍​‍​ ‍‍​‍​‍‌ ​ ‌‍​‌‌‍ ‍‌‍‍‌‌ ‌​‌ ‍‌​‍ ‍‌‍‍‌‌‍ ​‍​‍​‍ ​​‍​‍‌‍‍​‌ ​‍‌‍‌‌‌‍‌‍​‍​‍​ ‍‍​‍​‍‌‍‍​‌ ‌​‌ ‌​‌ ​​‌ ​ ​ ‍‍​‍ ​‍ ‌‍ ‍‌‍ ‌ ​‍‌‍‌​‌‍‍‌‌‍​ ​‍ ‌‌‍​‍‌‍‍‌‌ ‌​‌‍‌‌‌ ​ ​‍ ‌‌‍‌ ‌ ​‍‌‍ ‌ ‌‌‌ ​​​‍ ‌‌ ​ ‌ ‌​‌ ‌‌‌‍‌​‌‍‍‌‌‍ ​‍ ‍‌ ‌‍‌‍‌‌‌ ​‍‌‍​ ‌‍‌‌‌‍ ​​‍ ‍‌‍​‌‌ ​​‌ ​​​‍ ‌‍‍‌‌‍ ‍‌ ‌​‌‍‌‌‌‍ ‍‌ ‌​​‍ ‌‍‌‌‌‍‌​‌‍‍‌‌ ‌​​‍ ‌‍ ‌‌‍ ‌‍‌​‌‍‌‌​ ‌‌ ​​‌ ​‍‌‍‌‌‌ ​ ‌‍‌‌‌‍ ‍‌ ‌​‌‍​‌‌ ‌​‌‍‍‌‌‍ ‌‍ ‍​ ‍ ‌‍‍‌‌‍‌​​ ‌​ ‌‍​ ​ ‌‍‌​​ ‌‌​ ​ ‌‍​‍​ ​‌​ ​​​‍ ‌​ ​‍​ ​‌​ ‌‌​ ​​​‍ ‌​ ‌​‌‍​ ‌‍​ ​ ​​​‍ ‌​ ‍​‌‍‌‌​ ‍‌​ ​‍​‍ ‌​ ‌ ‌‍‌‌​ ​‍​ ​‌​ ​‍​ ​ ​ ​ ‌‍‌‍‌‍​‍​ ‌‌​ ‍​‌‍​‌​ ‍ ‌ ‌​‌ ‍‌‌ ​​‌‍‌‌​ ‌‌ ‌ ‌‍‌‌‌‍​‍‌ ​ ‌‍‍‌‌ ‌​‌‍‌‌‌​‌‍‌‍ ‌‍ ‌ ‌​‌‍‌‌‌ ​‍​ ‍ ‌ ​​‌‍​‌‌ ‌​‌‍‍​​ ‌‌‍​ ‌‍ ‌ ​​‌ ‍‌‌ ​‍‌‍‍‌‌‍‌ ‌‍‍​‌ ‌​‌​ ‍‌‍ ‌ ‌​‌‍‍‌‌‍​ ‌‍‌‌​‍‌‌​ ‌‌‌​​‍‌‌ ‌‍‍ ‌‍‌‌‌ ‍‌​‍‌‌​ ​ ‌​‌​​‍‌‌​ ​ ‌​‌​​‍‌‌​ ​‍​ ​‍‌‍‌​‌‍​‌​‍‌‌​ ​‍​ ​‍​‍‌‌​ ‌‌‌​‌​​‍ ‍‌ ‌‍‌‍​‌‌‍ ​‌ ‌‌‌‍‌‌​ ‌‍​‍‌‍​‌‌ ​ ‌‍‌‌‌‌‌‌‌ ​‍‌‍ ​​ ‌‌‍‍​‌ ‌​‌ ‌​‌ ​​‌ ​ ​‍‌‌​ ​ ‌​​‌​‍‌‌​ ​‍‌​‌‍​‍‌‌​ ​‍‌​‌‍‌‍ ‍‌‍ ‌ ​‍‌‍‌​‌‍‍‌‌‍​ ​‍ ‌‌‍​‍‌‍‍‌‌ ‌​‌‍‌‌‌ ​ ​‍ ‌‌‍‌ ‌ ​‍‌‍ ‌ ‌‌‌ ​​​‍ ‌‌ ​ ‌ ‌​‌ ‌‌‌‍‌​‌‍‍‌‌‍ ​‍ ‍‌ ‌‍‌‍‌‌‌ ​‍‌‍​ ‌‍‌‌‌‍ ​​‍ ‍‌‍​‌‌ ​​‌ ​​​‍‌‍‌‍‍‌‌‍‌​​ ‌​ ‌‍​ ​ ‌‍‌​​ ‌‌​ ​ ‌‍​‍​ ​‌​ ​​​‍ ‌​ ​‍​ ​‌​ ‌‌​ ​​​‍ ‌​ ‌​‌‍​ ‌‍​ ​ ​​​‍ ‌​ ‍​‌‍‌‌​ ‍‌​ ​‍​‍ ‌​ ‌ ‌‍‌‌​ ​‍​ ​‌​ ​‍​ ​ ​ ​ ‌‍‌‍‌‍​‍​ ‌‌​ ‍​‌‍​‌​‍‌‍‌ ‌​‌ ‍‌‌ ​​‌‍‌‌​ ‌‌ ‌ ‌‍‌‌‌‍​‍‌ ​ ‌‍‍‌‌ ‌​‌‍‌‌‌​‌‍‌‍ ‌‍ ‌ ‌​‌‍‌‌‌ ​‍​‍‌‍‌ ​​‌‍​‌‌ ‌​‌‍‍​​ ‌‌‍​ ‌‍ ‌ ​​‌ ‍‌‌ ​‍‌‍‍‌‌‍‌ ‌‍‍​‌ ‌​‌​ ‍‌‍ ‌ ‌​‌‍‍‌‌‍​ ‌‍‌‌​‍‌‌​ ‌‌‌​​‍‌‌ ‌‍‍ ‌‍‌‌‌ ‍‌​‍‌‌​ ​ ‌​‌​​‍‌‌​ ​ ‌​‌​​‍‌‌​ ​‍​ ​‍‌‍‌​‌‍​‌​‍‌‌​ ​‍​ ​‍​‍‌‌​ ‌‌‌​‌​​‍ ‍‌ ‌‍‌‍​‌‌‍ ​‌ ‌‌‌‍‌‌​‍‌‍‌ ​​‌‍‌‌‌ ​‍‌ ​ ‌ ​​‌‍‌‌‌‍​ ‌ ‌​‌‍‍‌‌ ‌‍‌‍‌‌​ ‌‌ ​​‌ ‌‌‌‍​‍‌‍ ​‌‍‍‌‌ ​ ‌‍‍​‌‍‌‌‌‍‌​​‍​‍‌ ‌
Subway Danmark TikTok